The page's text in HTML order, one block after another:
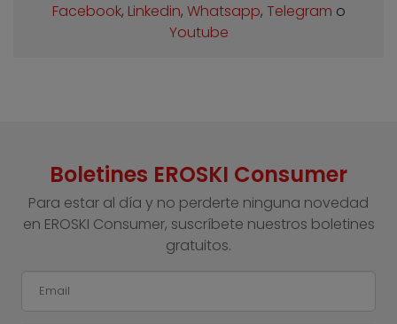
Facebook, Linkedin, Whatsapp, Telegram o
Youtube
Boletines EROSKI Consumer
Para estar al día y no perderte ninguna novedad
en EROSKI Consumer, suscríbete nuestros boletines
gratuitos.